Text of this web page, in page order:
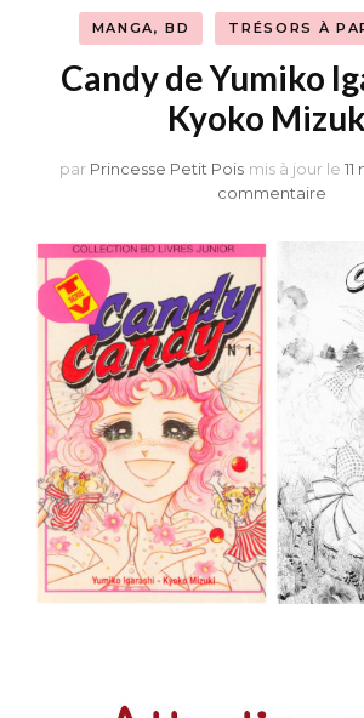
MANGA, BD TRÉSORS À
Candy de Yumiko
Kyoko
par Princesse Petit Pois mis à jour le
commentaire